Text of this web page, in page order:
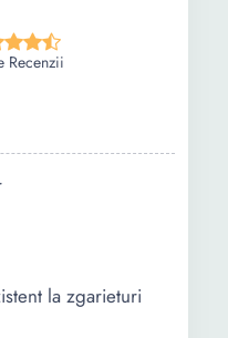
Recenzii
la zgarieturi